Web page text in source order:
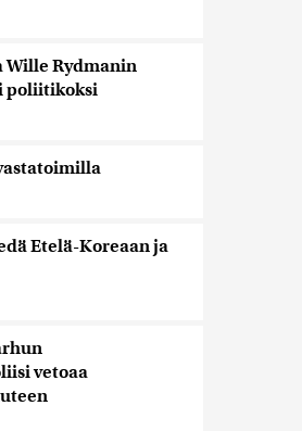
Wille Rydmanin
poliitikoksi
Etelä-Koreaan ja
vetoaa